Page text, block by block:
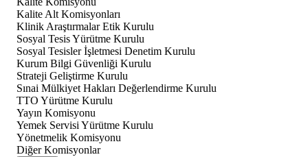
Kalite Alt Komisyonları
Klinik Araştırmalar Etik Kurulu
Sosyal Tesis Yürütme Kurulu
Sosyal Tesisler İşletmesi Denetim Kurulu
Kurum Bilgi Güvenliği Kurulu
Strateji Geliştirme Kurulu
Sınai Mülkiyet Hakları Değerlendirme Kurulu
TTO Yürütme Kurulu
Yayın Komisyonu
Yemek Servisi Yürütme Kurulu
Yönetmelik Komisyonu
Diğer Komisyonlar